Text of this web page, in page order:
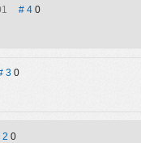
40
30
2 0